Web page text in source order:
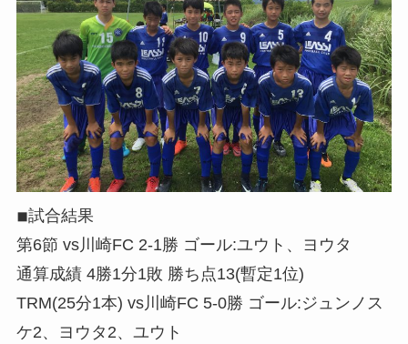
◾︎試合結果
第6節 vs川崎FC 2-1勝 ゴール:ユウト、ヨウタ
通算成績 4勝1分1敗 勝ち点13(暫定1位)
TRM(25分1本) vs川崎FC 5-0勝 ゴール:ジュンノス
ケ2、ヨウタ2、ユウト